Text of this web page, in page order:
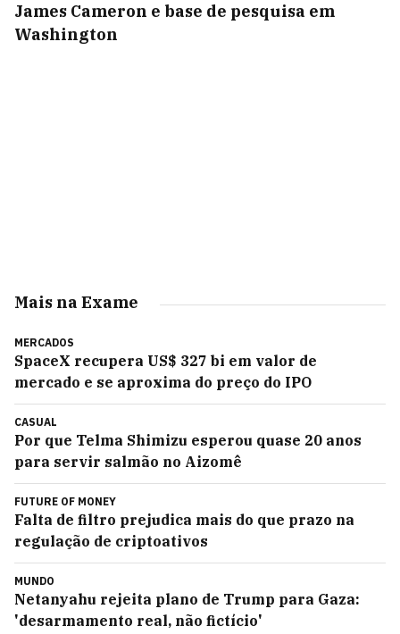
James Cameron e base de pesquisa em
Washington
Mais na Exame
MERCADOS
SpaceX recupera US$ 327 bi em valor de
mercado e se aproxima do preço do IPO
CASUAL
Por que Telma Shimizu esperou quase 20 anos
para servir salmão no Aizomê
FUTURE OF MONEY
Falta de filtro prejudica mais do que prazo na
regulação de criptoativos
MUNDO
Netanyahu rejeita plano de Trump para Gaza:
'desarmamento real, não fictício'